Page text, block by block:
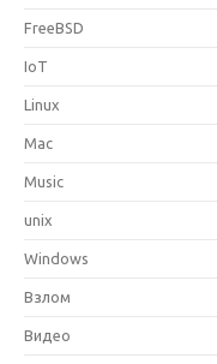
FreeBSD
IoT
Linux
Mac
Music
unix
Windows
Взлом
Видео